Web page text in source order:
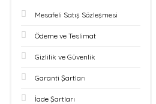
Mesafeli Satış Sözleşmesi
Ödeme ve Teslimat
Gizlilik ve Güvenlik
Garanti Şartları
İade Şartları